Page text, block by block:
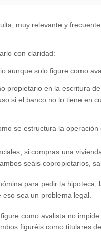
muy relevante y
con claridad:
aunque solo figure como
propietario en la escritura
si el banco no lo tiene en
se estructura la
si compras una
seáis copropietarios,
para pedir la
sea un problema legal.
como avalista no
figuréis como titulares